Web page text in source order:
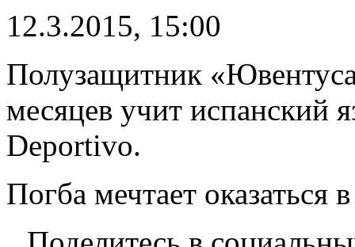
12.3.2015, 15:00
Полузащитник
месяцев учит испанский
Deportivo.
Погба мечтает оказаться